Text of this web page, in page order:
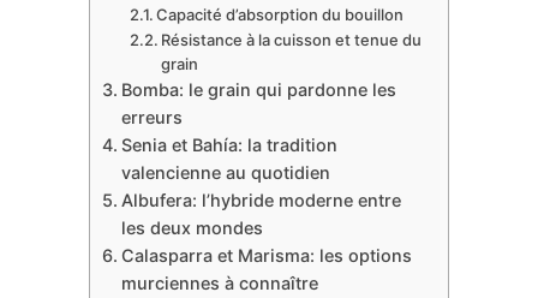
Capacité d’absorption du bouillon
Résistance à la cuisson et tenue du
grain
Bomba: le grain qui pardonne les
erreurs
Senia et Bahía: la tradition
valencienne au quotidien
Albufera: l’hybride moderne entre
les deux mondes
Calasparra et Marisma: les options
murciennes à connaître